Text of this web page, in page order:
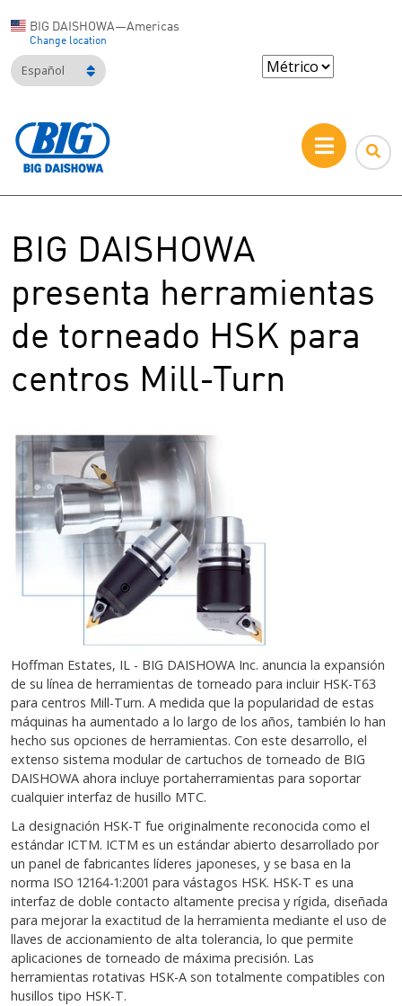
BIG DAISHOWA—Americas
Change location
Español
BIG DAISHOWA
presenta herramientas
de torneado HSK para
centros Mill-Turn
Hoffman Estates, IL - BIG DAISHOWA Inc. anuncia la expansión
de su línea de herramientas de torneado para incluir HSK-T63
para centros Mill-Turn. A medida que la popularidad de estas
máquinas ha aumentado a lo largo de los años, también lo han
hecho sus opciones de herramientas. Con este desarrollo, el
extenso sistema modular de cartuchos de torneado de BIG
DAISHOWA ahora incluye portaherramientas para soportar
cualquier interfaz de husillo MTC.
La designación HSK-T fue originalmente reconocida como el
estándar ICTM. ICTM es un estándar abierto desarrollado por
un panel de fabricantes líderes japoneses, y se basa en la
norma ISO 12164-1:2001 para vástagos HSK. HSK-T es una
interfaz de doble contacto altamente precisa y rígida, diseñada
para mejorar la exactitud de la herramienta mediante el uso de
llaves de accionamiento de alta tolerancia, lo que permite
aplicaciones de torneado de máxima precisión. Las
herramientas rotativas HSK-A son totalmente compatibles con
husillos tipo HSK-T.